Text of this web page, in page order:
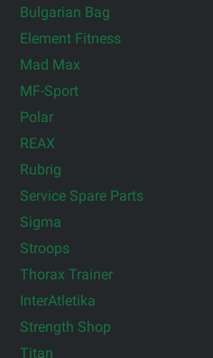
Bulgarian Bag
Element Fitness
Mad Max
MF-Sport
Polar
REAX
Rubrig
Service Spare Parts
Sigma
Stroops
Thorax Trainer
InterAtletika
Strength Shop
Titan